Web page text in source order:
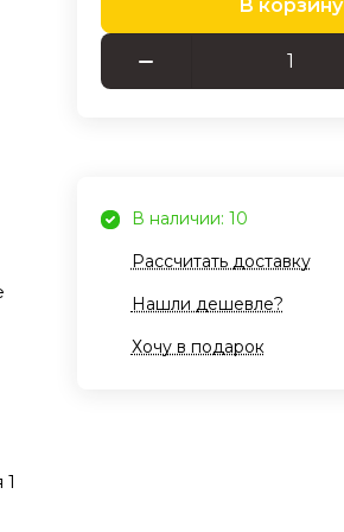
В корзину
В наличии: 10
Рассчитать доставку
Нашли дешевле?
Хочу в подарок